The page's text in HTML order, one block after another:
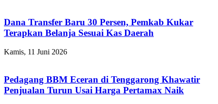
Dana Transfer Baru 30 Persen, Pemkab Kukar
Terapkan Belanja Sesuai Kas Daerah
Kamis, 11 Juni 2026
Pedagang BBM Eceran di Tenggarong Khawatir
Penjualan Turun Usai Harga Pertamax Naik